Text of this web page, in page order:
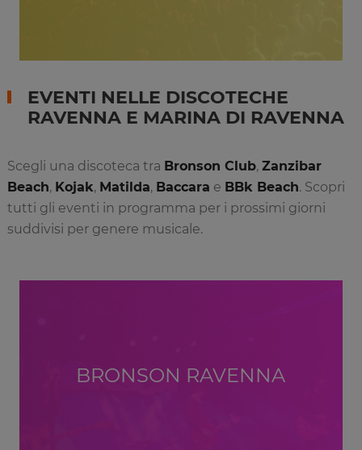
EVENTI NELLE DISCOTECHE
RAVENNA E MARINA DI RAVENNA
Scegli una discoteca tra Bronson Club, Zanzibar
Beach, Kojak, Matilda, Baccara e BBk Beach. Scopri
tutti gli eventi in programma per i prossimi giorni
suddivisi per genere musicale.
BRONSON RAVENNA